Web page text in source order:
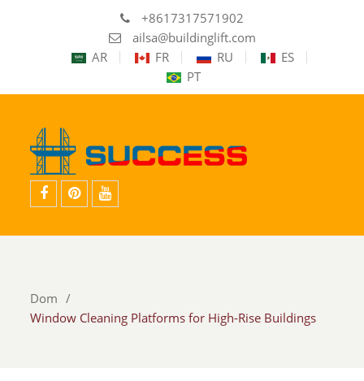
+8617317571902
ailsa@buildinglift.com
AR
FR RU
ES
PT
Dom
Window Cleaning Platforms for High-Rise Buildings